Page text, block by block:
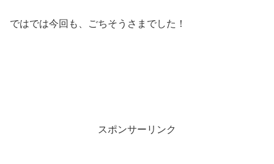
ではでは今回も、ごちそうさまでした！
スポンサーリンク